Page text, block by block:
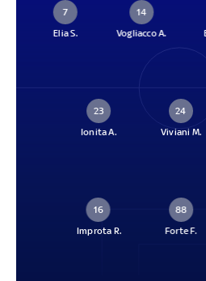
7
Elia S.
14
Vogliacco A.
23
Ionita A.
24
Viviani M.
16
Improta R.
88
Forte F.